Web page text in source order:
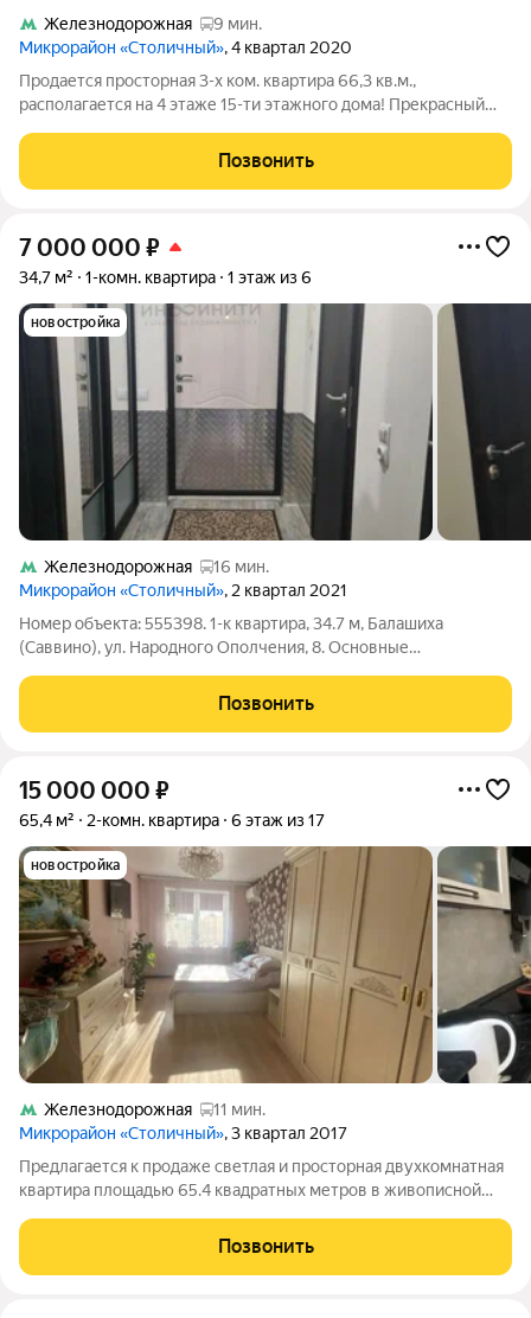
Железнодорожная
9 мин.
Микрорайон «Столичный», 4 квартал 2020
Продается просторная 3-х ком. квартира 66,3 кв.м.,
располагается на 4 этаже 15-ти этажного дома! Прекрасный
мебелью и техникой, три просторные изолированные спальни,
большая прихожая с
Позвонить
7 000 000 ₽
34,7 м² 1-комн. квартира 1 этаж из 6
новостройка
Железнодорожная
16 мин.
Микрорайон «Столичный», 2 квартал 2021
Номер объекта: 555398. 1-к квартира, 34.7 м, Балашиха
(Саввино), ул. Народного Ополчения, 8. Основные
Общая 34,7 м, жилая 17 м, кухня 9 м. Этаж: 1 из 6. Потолки: 2,7
Позвонить
15 000 000 ₽
65,4 м² 2-комн. квартира 6 этаж из 17
новостройка
Железнодорожная
11 мин.
Микрорайон «Столичный», 3 квартал 2017
Предлагается к продаже светлая и просторная двухкомнатная
квартира площадью 65.4 квадратных метров в живописной
дом №10. Расположена она на шестом этаже современного
монолитного дома,
Позвонить